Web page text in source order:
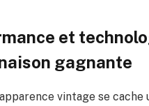
et
gagnante
vintage se cache